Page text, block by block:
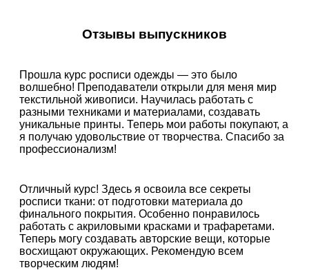
Отзывы выпускников
Прошла курс росписи одежды — это было
волшебно! Преподаватели открыли для меня мир
текстильной живописи. Научилась работать с
разными техниками и материалами, создавать
уникальные принты. Теперь мои работы покупают, а
я получаю удовольствие от творчества. Спасибо за
профессионализм!
Отличный курс! Здесь я освоила все секреты
росписи ткани: от подготовки материала до
финального покрытия. Особенно понравилось
работать с акриловыми красками и трафаретами.
Теперь могу создавать авторские вещи, которые
восхищают окружающих. Рекомендую всем
творческим людям!